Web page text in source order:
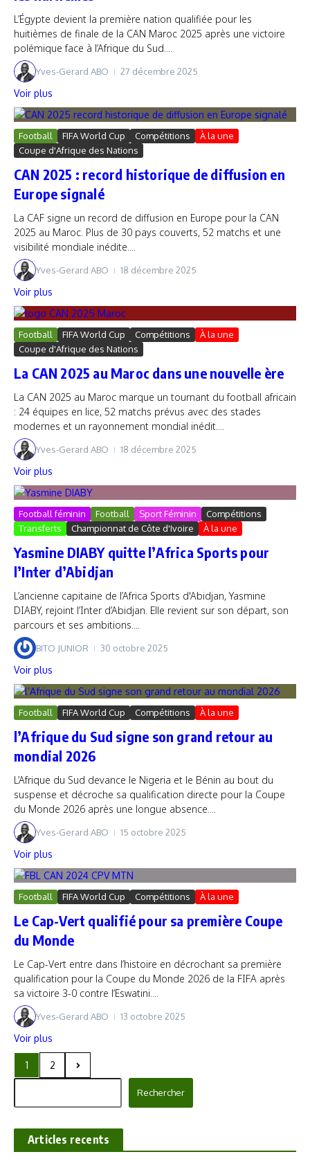
L’Égypte devient la première nation qualifiée pour les
huitièmes de finale de la CAN Maroc 2025 après une victoire
polémique face à l’Afrique du Sud....
Yves-Gerard ABO 27 décembre 2025
Voir plus
Football FIFA World Cup Compétitions
À la une
Coupe d'Afrique des Nations
CAN 2025 : record historique de diffusion en
Europe signalé
La CAF signe un record de diffusion en Europe pour la CAN
2025 au Maroc. Plus de 30 pays couverts, 52 matchs et une
visibilité mondiale inédite....
Yves-Gerard ABO 18 décembre 2025
Voir plus
Football FIFA World Cup Compétitions
À la une
Coupe d'Afrique des Nations
La CAN 2025 au Maroc dans une nouvelle ère
La CAN 2025 au Maroc marque un tournant du football africain
: 24 équipes en lice, 52 matchs prévus avec des stades
modernes et un rayonnement mondial inédit....
Yves-Gerard ABO 18 décembre 2025
Voir plus
Football féminin Football Sport Féminin
Compétitions
Transferts
Championnat de Côte d'Ivoire À la une
Yasmine DIABY quitte l’Africa Sports pour
l’Inter d’Abidjan
L’ancienne capitaine de l’Africa Sports d'Abidjan, Yasmine
DIABY, rejoint l’Inter d’Abidjan. Elle revient sur son départ, son
parcours et ses ambitions....
BITO JUNIOR 30 octobre 2025
Voir plus
Football FIFA World Cup Compétitions À la une
l’Afrique du Sud signe son grand retour au
mondial 2026
L’Afrique du Sud devance le Nigeria et le Bénin au bout du
suspense et décroche sa qualification directe pour la Coupe
du Monde 2026 après une longue absence....
Yves-Gerard ABO 15 octobre 2025
Voir plus
Football FIFA World Cup Compétitions À la une
Le Cap-Vert qualifié pour sa première Coupe
du Monde
Le Cap-Vert entre dans l’histoire en décrochant sa première
qualification pour la Coupe du Monde 2026 de la FIFA après
sa victoire 3-0 contre l’Eswatini....
Yves-Gerard ABO 13 octobre 2025
Voir plus
1
2
Rechercher
Articles recents